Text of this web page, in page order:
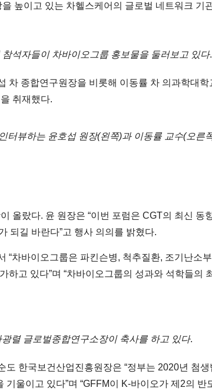
높이고 있는 차헬스케어의 글로벌 네트워크 기
참석자들이 차바이오그룹 홍보물을 둘러보고 있다.
차 종합연구원장을 비롯해 이동률 차 의과학대
취재했다.
터뷰하는 윤호섭 원장(왼쪽)과 이동률 교수(오른
올랐다. 윤 원장은 “이번 포럼은 CGT의 최신
되길 바란다”고 행사 의의를 밝혔다.
“차바이오그룹은 파킨슨병, 척추질환, 조기난소
고 있다”며 “차바이오그룹의 성과와 석학들의
광렬 글로벌종합연구소장이 축사를 하고 있다.
한국보건산업진흥원장은 “정부는 2020년 첨
울이고 있다”며 “GFFM이 K-바이오가 제2의